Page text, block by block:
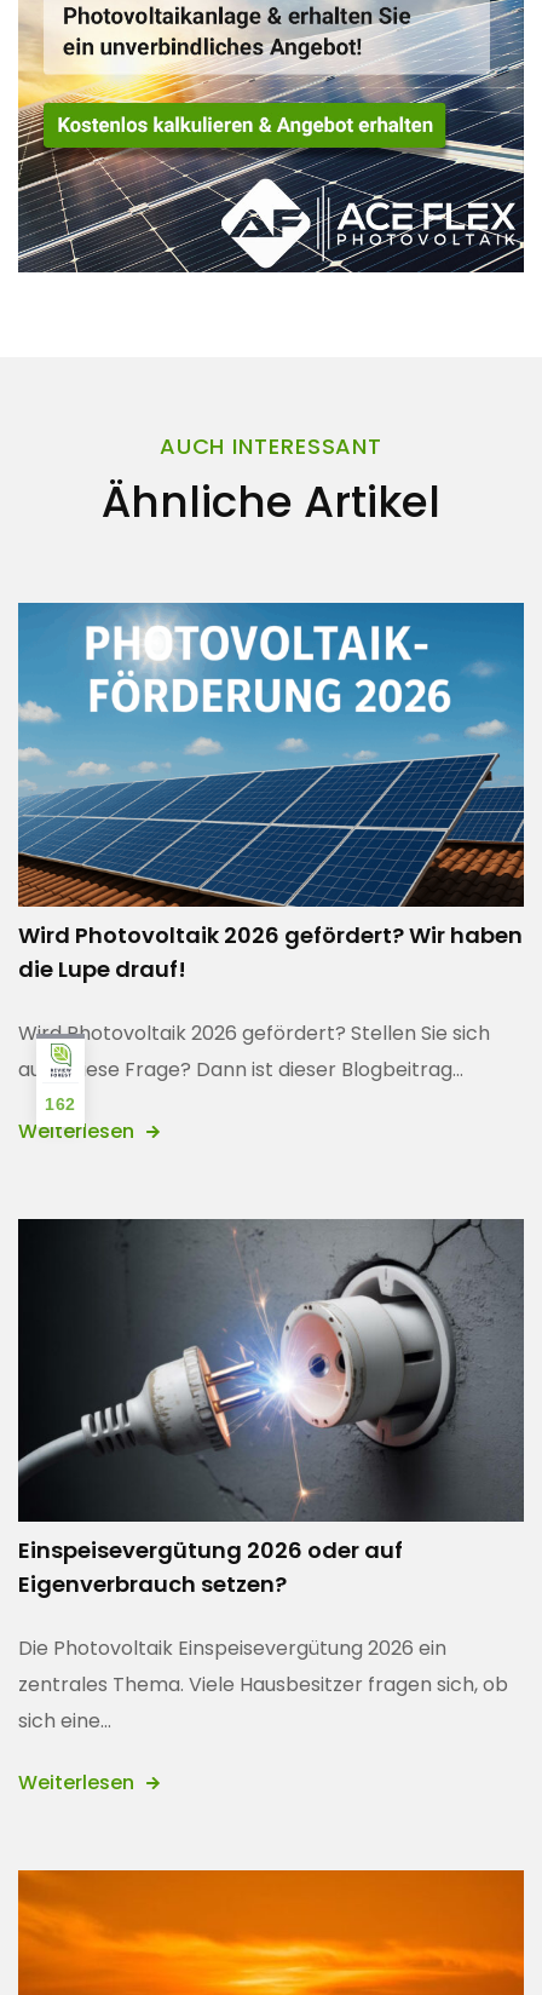
AUCH INTERESSANT
Ähnliche Artikel
Wird Photovoltaik 2026 gefördert? Wir haben
die Lupe drauf!
Wird Photovoltaik 2026 gefördert? Stellen Sie sich
auch diese Frage? Dann ist dieser Blogbeitrag...
Weiterlesen
Einspeisevergütung 2026 oder auf
Eigenverbrauch setzen?
Die Photovoltaik Einspeisevergütung 2026 ein
zentrales Thema. Viele Hausbesitzer fragen sich, ob
sich eine...
Weiterlesen
162